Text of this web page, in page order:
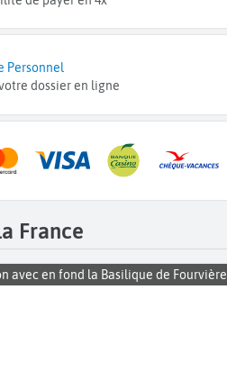
Personnel
dossier en ligne
France
avec en fond la Basilique de Fourvière